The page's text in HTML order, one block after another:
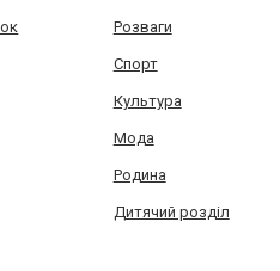
Розваги
Спорт
Культура
Мода
Родина
Дитячий розділ